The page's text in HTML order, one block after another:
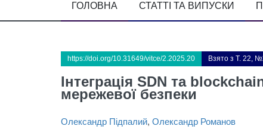
ГОЛОВНА СТАТТІ ТА ВИПУСКИ
https://doi.org/10.31649/vitce/2.2025.20 Взято з Т. 22,
Інтеграція SDN та
мережевої безпеки
Олександр Підпалий, Олександр Романов